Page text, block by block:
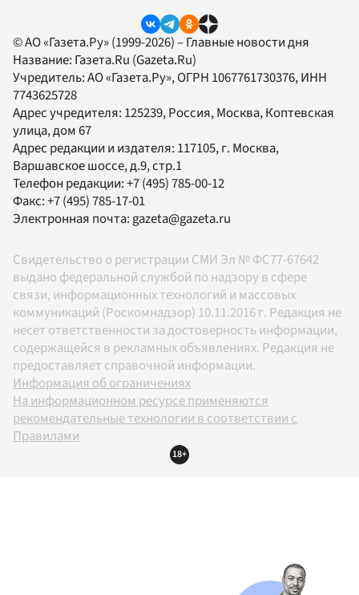
© АО «Газета.Ру» (1999-2026) – Главные новости дня
Название: Газета.Ru (Gazeta.Ru)
Учредитель:АО «Газета.Ру», ОГРН 1067761730376, ИНН
7743625728
Адрес учредителя: 125239, Россия, Москва, Коптевская
улица, дом 67
Адрес редакции и издателя: 117105, г. Москва,
Варшавское шоссе, д.9, стр.1
Телефон редакции:+7 (495) 785-00-12
Факс:+7 (495) 785-17-01
Электронная почта: gazeta@gazeta.ru
Свидетельство о регистрации СМИ Эл № ФС77-67642
выдано федеральной службой по надзору в сфере
связи, информационных технологий и массовых
коммуникаций (Роскомнадзор) 10.11.2016 г. Редакция не
несет ответственности за достоверность информации,
содержащейся в рекламных объявлениях. Редакция не
предоставляет справочной информации.
Информация об ограничениях
На информационном ресурсе применяются
рекомендательные технологии в соответствии с
Правилами
18+